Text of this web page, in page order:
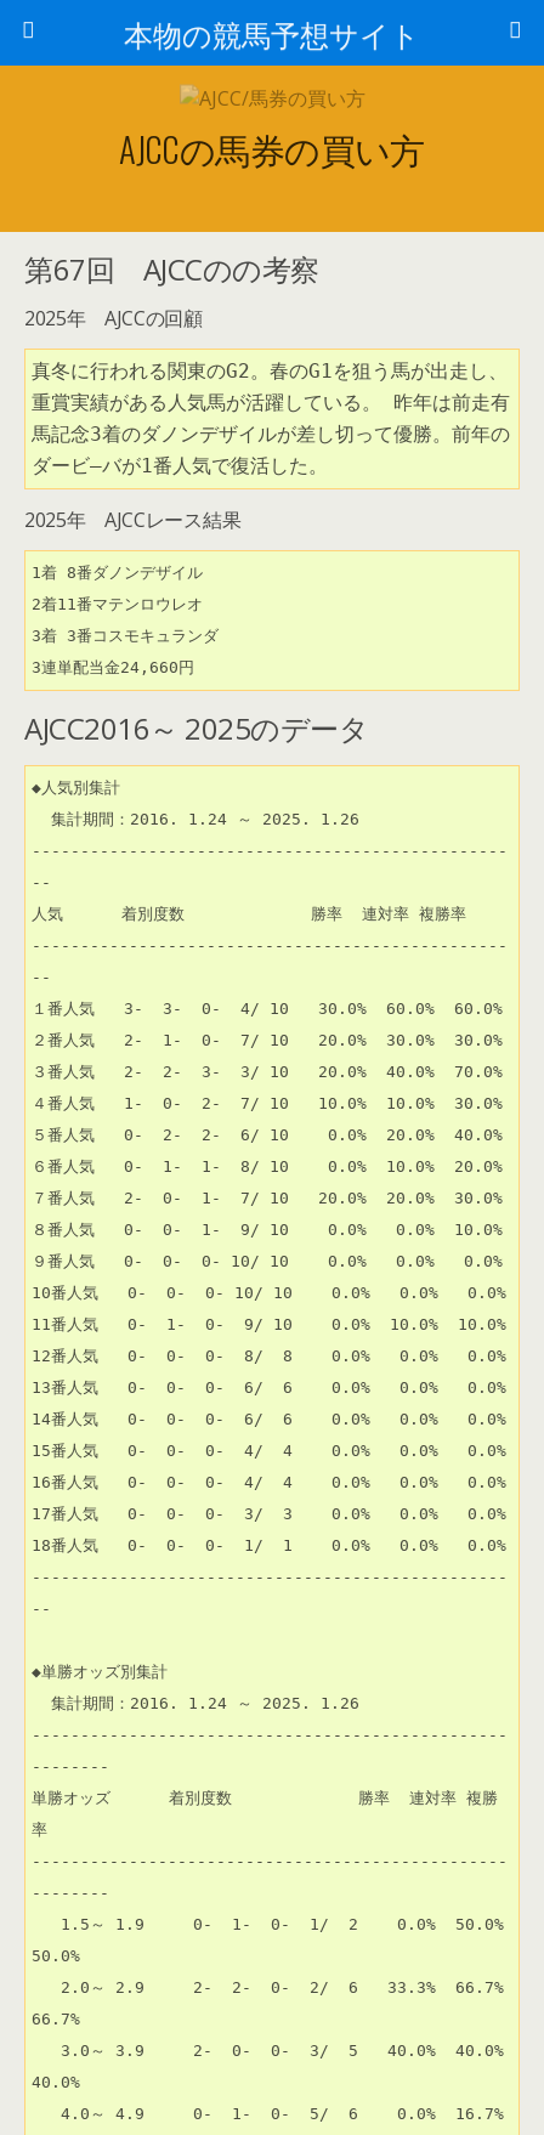
本物の競馬予想サイト
AJCCの馬券の買い方
第67回 AJCCのの考察
2025年 AJCCの回顧
真冬に行われる関東のG2。春のG1を狙う馬が出走し、
重賞実績がある人気馬が活躍している。 昨年は前走有
馬記念3着のダノンデザイルが差し切って優勝。前年の
ダービ―バが1番人気で復活した。
2025年 AJCCレース結果
1着 8番ダノンデザイル
2着11番マテンロウレオ
3着 3番コスモキュランダ
3連単配当金24,660円
AJCC2016～ 2025のデータ
◆人気別集計
-------------------------------------------------
--
人気      着別度数             勝率  連対率 複勝率
-------------------------------------------------
--
１番人気   3-  3-  0-  4/ 10   30.0%  60.0%  60.0%
２番人気   2-  1-  0-  7/ 10   20.0%  30.0%  30.0%
３番人気   2-  2-  3-  3/ 10   20.0%  40.0%  70.0%
４番人気   1-  0-  2-  7/ 10   10.0%  10.0%  30.0%
５番人気   0-  2-  2-  6/ 10    0.0%  20.0%  40.0%
６番人気   0-  1-  1-  8/ 10    0.0%  10.0%  20.0%
７番人気   2-  0-  1-  7/ 10   20.0%  20.0%  30.0%
８番人気   0-  0-  1-  9/ 10    0.0%   0.0%  10.0%
９番人気   0-  0-  0- 10/ 10    0.0%   0.0%   0.0%
10番人気   0-  0-  0- 10/ 10    0.0%   0.0%   0.0%
11番人気   0-  1-  0-  9/ 10    0.0%  10.0%  10.0%
12番人気   0-  0-  0-  8/  8    0.0%   0.0%   0.0%
13番人気   0-  0-  0-  6/  6    0.0%   0.0%   0.0%
14番人気   0-  0-  0-  6/  6    0.0%   0.0%   0.0%
15番人気   0-  0-  0-  4/  4    0.0%   0.0%   0.0%
16番人気   0-  0-  0-  4/  4    0.0%   0.0%   0.0%
17番人気   0-  0-  0-  3/  3    0.0%   0.0%   0.0%
18番人気   0-  0-  0-  1/  1    0.0%   0.0%   0.0%
-------------------------------------------------
--
◆単勝オッズ別集計
-------------------------------------------------
--------
単勝オッズ      着別度数             勝率  連対率 複勝
率
-------------------------------------------------
--------
50.0%
66.7%
40.0%